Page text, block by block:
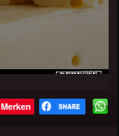
Merken